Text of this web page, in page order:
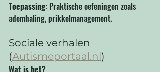
Toepassing: Praktische oefeningen zoals
ademhaling, prikkelmanagement.
Sociale verhalen
(Autismeportaal.nl)
Wat is het?